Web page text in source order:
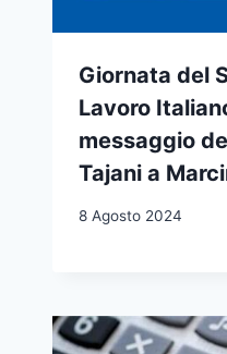
Giornata del
Lavoro
messaggio
Tajani a
8 Agosto 2024